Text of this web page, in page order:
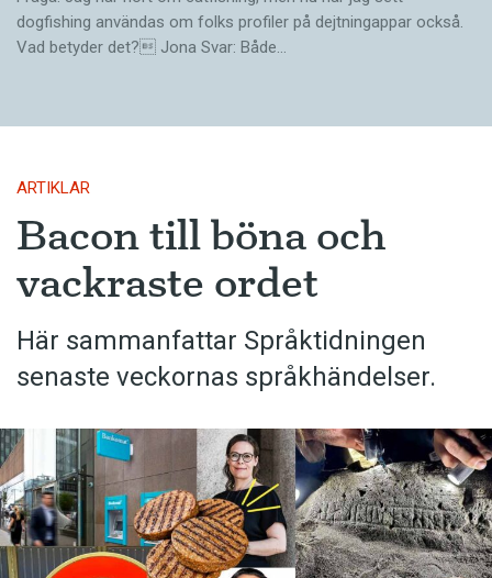
dogfishing användas om folks profiler på dejtningappar också.
Vad betyder det? Jona Svar: Både…
ARTIKLAR
Bacon till böna och
vackraste ordet
Här sammanfattar Språktidningen
senaste veckornas språkhändelser.